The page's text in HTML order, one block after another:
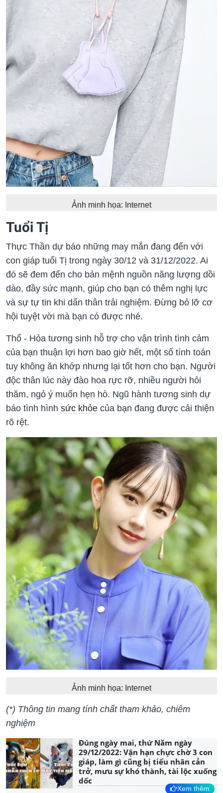
Ảnh minh họa: Internet
Tuổi Tị
Thực Thần dự báo những may mắn đang đến với
con giáp tuổi Tị trong ngày 30/12 và 31/12/2022. Ai
đó sẽ đem đến cho bản mệnh nguồn năng lượng dồi
dào, đầy sức mạnh, giúp cho bạn có thêm nghị lực
và sự tự tin khi dấn thân trải nghiệm. Đừng bỏ lỡ cơ
hội tuyệt vời mà bạn có được nhé.
Thổ - Hỏa tương sinh hỗ trợ cho vận trình tình cảm
của bạn thuận lợi hơn bao giờ hết, một số tính toán
tuy không ăn khớp nhưng lại tốt hơn cho bạn. Người
độc thân lúc này đào hoa rực rỡ, nhiều người hỏi
thăm, ngỏ ý muốn hẹn hò. Ngũ hành tương sinh dự
báo tình hình sức khỏe của bạn đang được cải thiện
rõ rệt.
Ảnh minh họa: Internet
(*) Thông tin mang tính chất tham khảo, chiêm
nghiệm
Đúng ngày mai, thứ Năm ngày
29/12/2022: Vận hạn chực chờ 3 con
giáp, làm gì cũng bị tiểu nhân cản
trở, mưu sự khó thành, tài lộc xuống
dốc
Xem thêm